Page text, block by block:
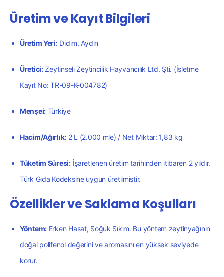
Üretim ve Kayıt Bilgileri
Üretim Yeri:Didim, Aydın
Üretici:Zeytinseli Zeytincilik Hayvancılık Ltd. Şti. (İşletme
Kayıt No: TR-09-K-004782)
Menşei: Türkiye
Hacim/Ağırlık: 2 L (2.000 mle) / Net Miktar: 1,83 kg
Tüketim Süresi:İşaretlenen üretim tarihinden itibaren 2 yıldır.
Türk Gıda Kodeksine uygun üretilmiştir.
Özellikler ve Saklama Koşulları
Yöntem: Erken Hasat, Soğuk Sıkım. Bu yöntem zeytinyağının
doğal polifenol değerini ve aromasını en yüksek seviyede
korur.